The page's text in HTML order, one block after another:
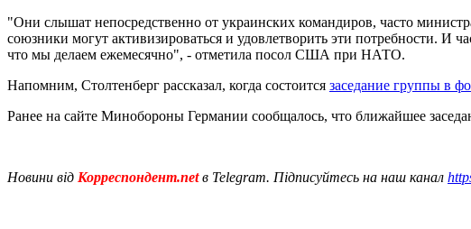
"Они слышат непосредственно от украинских командиров, часто
союзники могут активизироваться и удовлетворить эти потребности. И
что мы делаем ежемесячно", - отметила посол США при НАТО.
Напомним, Столтенберг рассказал, когда состоится заседание группы в
Ранее на сайте Минобороны Германии сообщалось, что ближайшее
Новини від Корреспондент.netв Telegram. Підписуйтесь на наш канал